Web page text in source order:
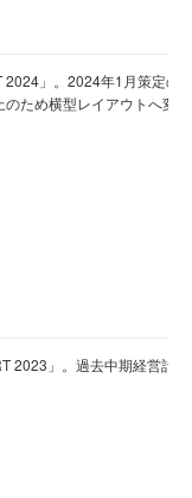
」。2024年1月策定の
ため横型レイアウトへ変
2023」。過去中期経営計